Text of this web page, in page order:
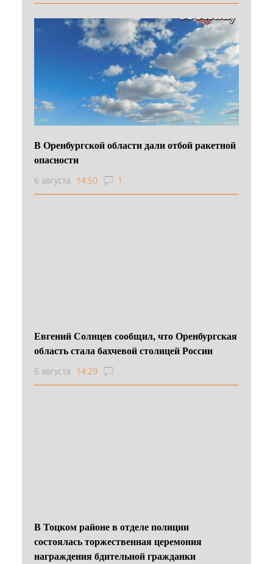
В Оренбургской области дали отбой ракетной
опасности
6 августа 14:50 1
Евгений Солнцев сообщил, что Оренбургская
область стала бахчевой столицей России
6 августа 14:29
В Тоцком районе в отделе полиции
состоялась торжественная церемония
награждения бдительной гражданки